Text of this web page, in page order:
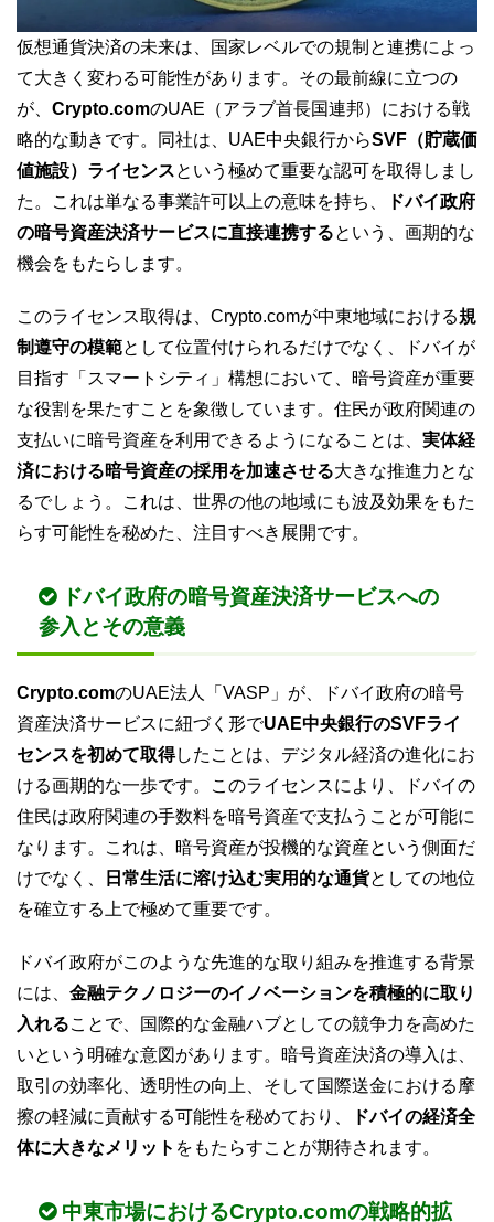
仮想通貨決済の未来は、国家レベルでの規制と連携によっ
て大きく変わる可能性があります。その最前線に立つの
が、 Crypto.comのUAE（アラブ首長国連邦）における戦
略的な動きです。同社は、UAE中央銀行からSVF（貯蔵価
値施設）ライセンスという極めて重要な認可を取得しまし
た。これは単なる事業許可以上の意味を持ち、
ドバイ政府
の暗号資産決済サービスに直接連携するという、画期的な
機会をもたらします。
このライセンス取得は、Crypto.comが中東地域における規
制遵守の模範として位置付けられるだけでなく、ドバイが
目指す「スマートシティ」構想において、暗号資産が重要
な役割を果たすことを象徴しています。住民が政府関連の
支払いに暗号資産を利用できるようになることは、 実体経
済における暗号資産の採用を加速させる大きな推進力とな
るでしょう。これは、世界の他の地域にも波及効果をもた
らす可能性を秘めた、注目すべき展開です。
ドバイ政府の暗号資産決済サービスへの
参入とその意義
Crypto.comのUAE法人「VASP」が、ドバイ政府の暗号
資産決済サービスに紐づく形でUAE中央銀行のSVFライ
センスを初めて取得したことは、デジタル経済の進化にお
ける画期的な一歩です。このライセンスにより、ドバイの
住民は政府関連の手数料を暗号資産で支払うことが可能に
なります。これは、暗号資産が投機的な資産という側面だ
けでなく、
日常生活に溶け込む実用的な通貨としての地位
を確立する上で極めて重要です。
ドバイ政府がこのような先進的な取り組みを推進する背景
には、 金融テクノロジーのイノベーションを積極的に取り
入れることで、国際的な金融ハブとしての競争力を高めた
いという明確な意図があります。暗号資産決済の導入は、
取引の効率化、透明性の向上、そして国際送金における摩
擦の軽減に貢献する可能性を秘めており、
ドバイの経済全
体に大きなメリット をもたらすことが期待されます。
中東市場におけるCrypto.comの戦略的拡